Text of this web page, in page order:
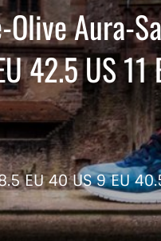
Aura-
42.5 US 11
40 US 9 EU